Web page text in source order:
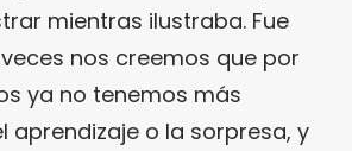
mientras ilustraba. Fue
nos creemos que por
ya no tenemos más
aprendizaje o la sorpresa, y